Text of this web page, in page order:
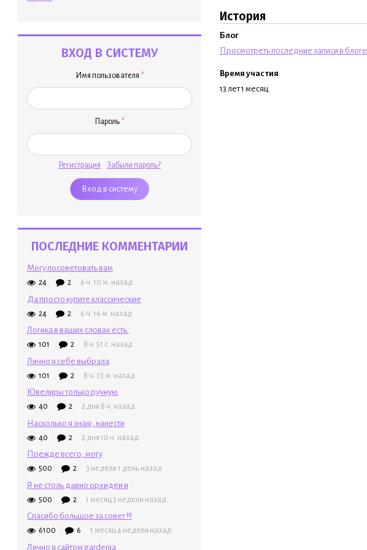
ВХОД В СИСТЕМУ
Имя пользователя *
Пароль *
Регистрация Забыли пароль?
ПОСЛЕДНИЕ КОММЕНТАРИИ
Могу посоветовать вам
24 2 6 ч. 10 м. назад
Да просто купите классические
24 2 6 ч. 16 м. назад
Логика в ваших словах есть.
101 2 8 ч. 51 с. назад
Лично я себе выбрала
101 2 8 ч. 33 м. назад
Ювелиры только ручную
40 2 2 дня 8 ч. назад
Насколько я знаю, нанести
40 2 2 дня 10 ч. назад
Прежде всего, могу
500 2 3 недели 1 день назад
Я не столь давно орхидеи и
500 2 1 месяц 2 недели назад
Спасибо большое за совет !!!
6100 6 1 месяц 4 недели назад
Лично я сайтом gardenia
История
Блог
Просмотреть последние записи в блоге
Время участия
13 лет 1 месяц